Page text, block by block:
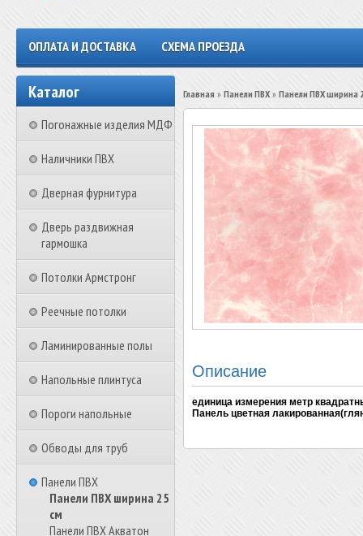
ОПЛАТА И ДОСТАВКА СХЕМА ПРОЕЗДА
Каталог
Погонажные изделия МДФ
Наличники ПВХ
Дверная фурнитура
Дверь раздвижная
гармошка
Потолки Армстронг
Реечные потолки
Ламинированные полы
Напольные плинтуса
Пороги напольные
Обводы для труб
Панели ПВХ
Панели ПВХ ширина 25
см
Панели ПВХ Акватон
Главная » Панели ПВХ » Панели ПВХ ширина
Описание
единица измерения метр
Панель цветная